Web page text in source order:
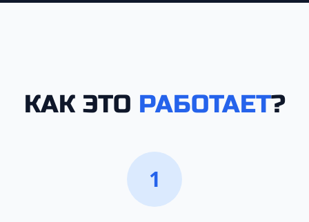
КАК ЭТО РАБОТАЕТ?
1